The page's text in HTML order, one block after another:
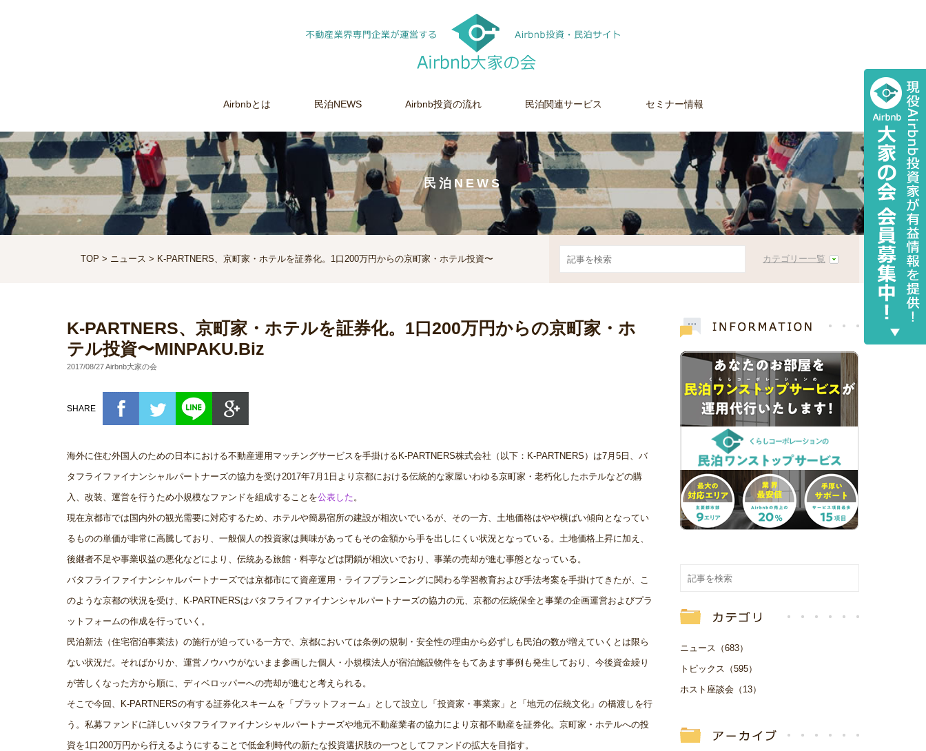
Airbnbとは 民泊NEWS Airbnb投資の流れ 民泊関連サービス セミナー情報
民泊NEWS
TOP > ニュース > K-PARTNERS、京町家・ホテルを証券化。1口200万円からの京町家・ホテル投資〜 カテゴリー一覧
K-PARTNERS、京町家・ホテルを証券化。1口200万円からの京町家・ホ
テル投資〜MINPAKU.Biz
2017/08/27 Airbnb大家の会
SHARE
海外に住む外国人のための日本における不動産運用マッチングサービスを手掛けるK-PARTNERS株式会社（以下：K-PARTNERS）は7月5日、バ
タフライファイナンシャルパートナーズの協力を受け2017年7月1日より京都における伝統的な家屋いわゆる京町家・老朽化したホテルなどの購
入、改装、運営を行うため小規模なファンドを組成することを公表した。
現在京都市では国内外の観光需要に対応するため、ホテルや簡易宿所の建設が相次いでいるが、その一方、土地価格はやや横ばい傾向となってい
るものの単価が非常に高騰しており、一般個人の投資家は興味があってもその金額から手を出しにくい状況となっている。土地価格上昇に加え、
後継者不足や事業収益の悪化などにより、伝統ある旅館・料亭などは閉鎖が相次いでおり、事業の売却が進む事態となっている。
バタフライファイナンシャルパートナーズでは京都市にて資産運用・ライフプランニングに関わる学習教育および手法考案を手掛けてきたが、こ
のような京都の状況を受け、K-PARTNERSはバタフライファイナンシャルパートナーズの協力の元、京都の伝統保全と事業の企画運営およびプラ
ットフォームの作成を行っていく。
民泊新法（住宅宿泊事業法）の施行が迫っている一方で、京都においては条例の規制・安全性の理由から必ずしも民泊の数が増えていくとは限ら
ない状況だ。そればかりか、運営ノウハウがないまま参画した個人・小規模法人が宿泊施設物件をもてあます事例も発生しており、今後資金繰り
が苦しくなった方から順に、ディベロッパーへの売却が進むと考えられる。
そこで今回、K-PARTNERSの有する証券化スキームを「プラットフォーム」として設立し「投資家・事業家」と「地元の伝統文化」の橋渡しを行
う。私募ファンドに詳しいバタフライファイナンシャルパートナーズや地元不動産業者の協力により京都不動産を証券化。京町家・ホテルへの投
資を1口200万円から行えるようにすることで低金利時代の新たな投資選択肢の一つとしてファンドの拡大を目指す。
ニュース（683）
トピックス（595）
ホスト座談会（13）